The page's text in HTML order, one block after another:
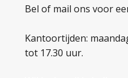
Bel of mail ons voor
Kantoortijden:
tot 17.30 uur.